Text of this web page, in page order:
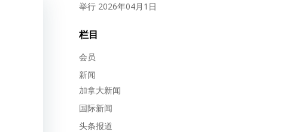
举行 2026年04月1日
栏目
会员
新闻
加拿大新闻
国际新闻
头条报道